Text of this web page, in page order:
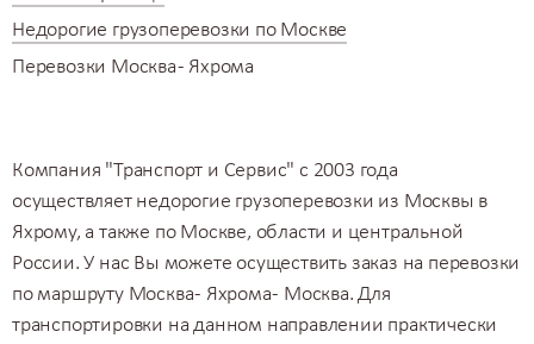
Недорогие грузоперевозки по Москве
Перевозки Москва - Яхрома
Компания "Транспорт и Сервис" с 2003 года
осуществляет недорогие грузоперевозки из Москвы в
Яхрому, а также по Москве, области и центральной
России. У нас Вы можете осуществить заказ на перевозки
по маршруту Москва - Яхрома - Москва. Для
транспортировки на данном направлении практически